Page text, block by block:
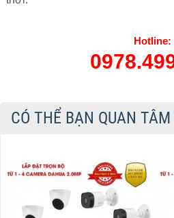
Hotline:
CÓ THỂ BẠN QUAN TÂM